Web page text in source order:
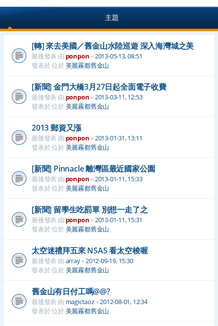
主題
[轉] 來去美國／舊金山水陸巡遊 深入海灣城之美
最後發表 由 ponpon« 2013-05-13, 08:51
發表於 位於 美麗霧都舊金山
[新聞] 金門大橋3月27日起全面電子收費
最後發表 由 ponpon« 2013-03-11, 12:53
發表於 位於 美麗霧都舊金山
2013 郵資又漲
最後發表 由 ponpon« 2013-01-31, 13:11
發表於 位於 美麗霧都舊金山
[新聞] Pinnacle 離灣區最近國家公園
最後發表 由 ponpon« 2013-01-11, 15:33
發表於 位於 美麗霧都舊金山
[新聞] 留學生吃罰單 別想一走了之
最後發表 由 ponpon« 2013-01-11, 15:31
發表於 位於 美麗霧都舊金山
太空迷禮拜五來 NSAS 看太空梭喔
最後發表 由 array« 2012-09-19, 15:30
發表於 位於 美麗霧都舊金山
舊金山有日付工嗎@@?
最後發表 由 magictaoz«2012-08-01, 12:34
發表於 位於 美麗霧都舊金山